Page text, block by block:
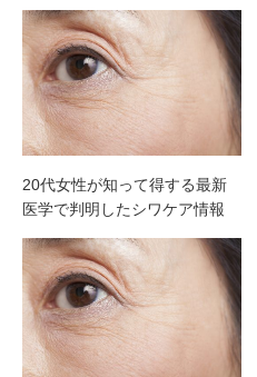
20代女性が知って得する最新
医学で判明したシワケア情報